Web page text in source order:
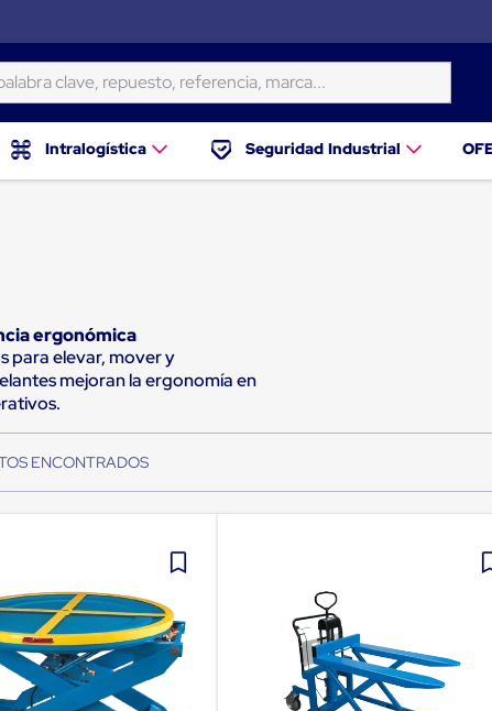
repuesto, referencia, marca...
Intralogística Seguridad Industrial
ergonómica
para elevar, mover y
mejoran la ergonomía en